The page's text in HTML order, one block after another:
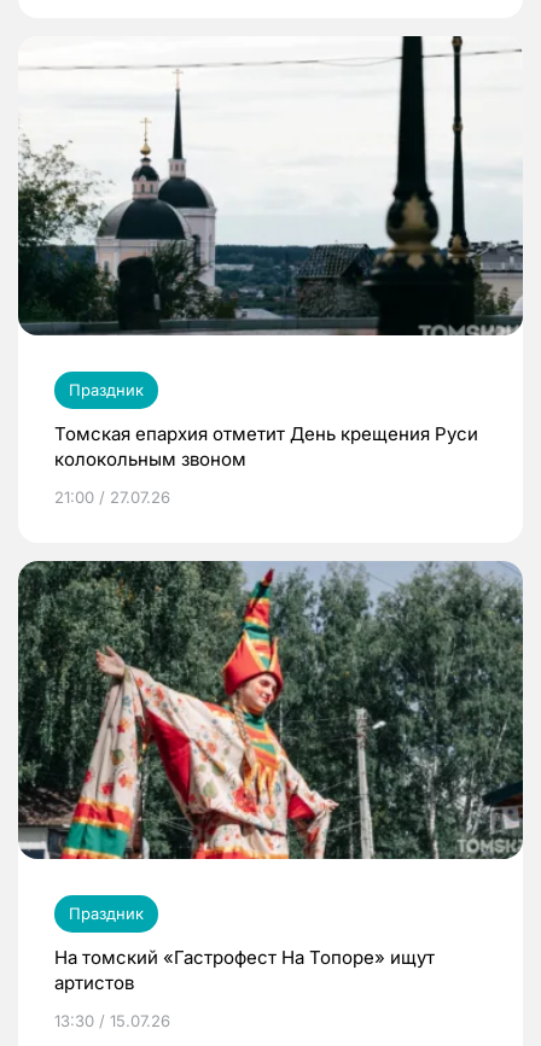
Праздник
Томская епархия отметит День крещения Руси
колокольным звоном
21:00 / 27.07.26
Праздник
На томский «Гастрофест На Топоре» ищут
артистов
13:30 / 15.07.26